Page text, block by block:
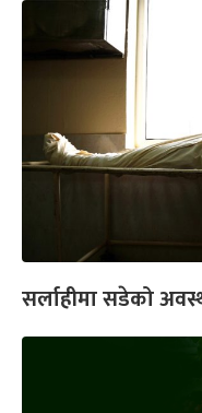
सर्लाहीमा सडेको